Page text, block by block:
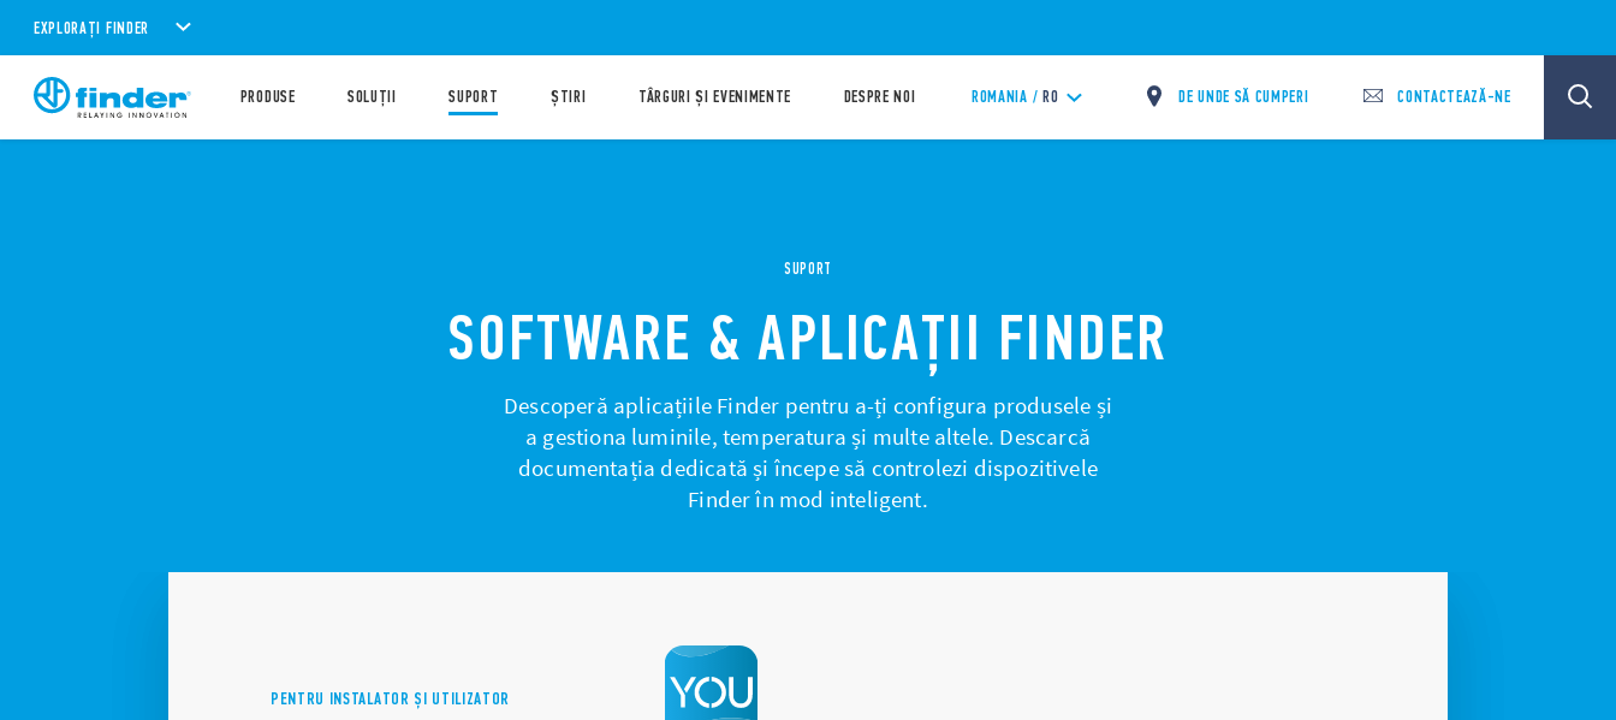
EXPLORAȚI FINDER
PRODUSE SOLUȚII SUPORT ȘTIRI TÂRGURI ȘI EVENIMENTE DESPRE NOI ROMANIA / RO DE UNDE SĂ CUMPERI CONTACTEAZĂ-NE
SUPORT
SOFTWARE & APLICAȚII FINDER
Descoperă aplicațiile Finder pentru a-ți configura produsele și
a gestiona luminile, temperatura și multe altele. Descarcă
documentația dedicată și începe să controlezi dispozitivele
Finder în mod inteligent.
PENTRU INSTALATOR ȘI UTILIZATOR